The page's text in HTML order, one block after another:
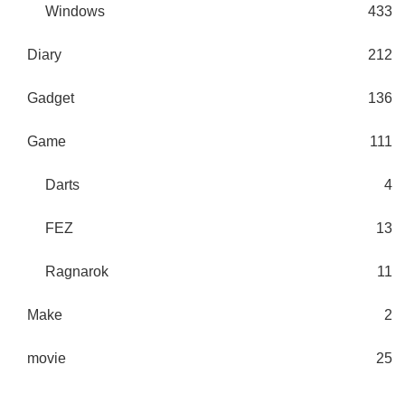
Windows 433
Diary 212
Gadget 136
Game 111
Darts 4
FEZ 13
Ragnarok 11
Make 2
movie 25